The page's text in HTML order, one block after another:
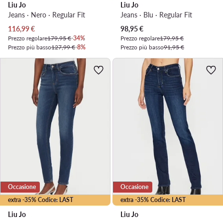
Liu Jo
Jeans · Nero · Regular Fit
Prezzo attuale
116,99€
Prezzo regolare179,95 €-34%
Prezzo più basso127,99 €-8%
Liu Jo
Jeans · Blu · Regular Fit
Prezzo attuale
98,95€
Prezzo regolare179,95 €
Prezzo più basso91,95 €
extra -35% Codice: LAST
Occasione
Liu Jo
extra -35% Codice: LAST
Occasione
Liu Jo